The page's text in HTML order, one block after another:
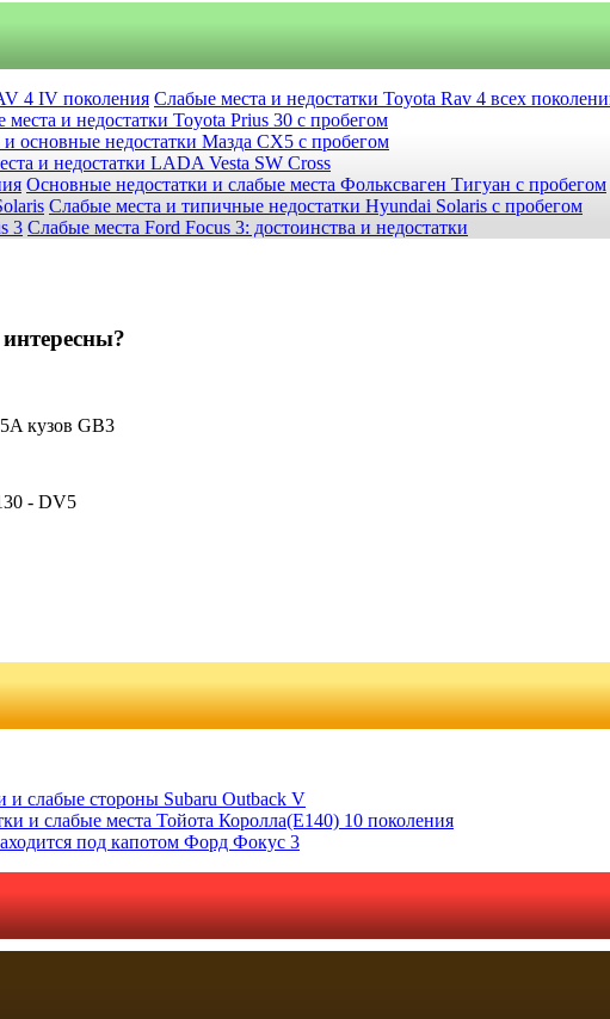
Слабые места и недостатки Toyota Rav 4 всех
места и недостатки Toyota Prius 30 с пробегом
основные недостатки Мазда СХ5 с пробегом
и недостатки LADA Vesta SW Cross
Основные недостатки и слабые места Фольксваген Тигуан с пробегом
Слабые места и типичные недостатки Hyundai Solaris с пробегом
Слабые места Ford Focus 3: достоинства и недостатки
кузов GB3
- DV5
и слабые стороны Subaru Outback V
и слабые места Тойота Королла(Е140) 10 поколения
под капотом Форд Фокус 3